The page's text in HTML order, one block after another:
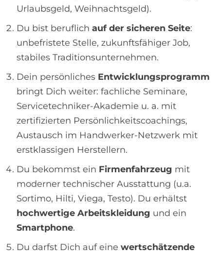
Urlaubsgeld, Weihnachtsgeld).
Du bist beruflich auf der sicheren Seite:
unbefristete Stelle, zukunftsfähiger Job,
stabiles Traditionsunternehmen.
Dein persönliches Entwicklungsprogramm
bringt Dich weiter: fachliche Seminare,
Servicetechniker-Akademie u. a. mit
zertifizierten Persönlichkeitscoachings,
Austausch im Handwerker-Netzwerk mit
erstklassigen Herstellern.
Du bekommst ein Firmenfahrzeug mit
moderner technischer Ausstattung (u.a.
Sortimo, Hilti, Viega, Testo). Du erhältst
hochwertige Arbeitskleidung und ein
Smartphone.
Du darfst Dich auf eine wertschätzende